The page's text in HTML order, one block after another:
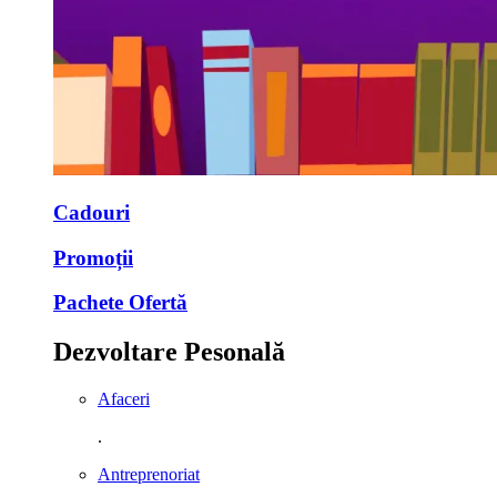
Cadouri
Promoții
Pachete Ofertă
Dezvoltare Pesonală
Afaceri
.
Antreprenoriat